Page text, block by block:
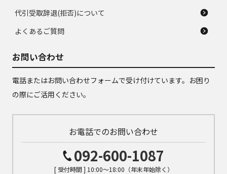
代引受取辞退(拒否)について
よくあるご質問
お問い合わせ
電話またはお問い合わせフォームで受け付けています。お困り
の際にご活用ください。
お電話でのお問い合わせ
092-600-1087
[ 受付時間 ] 10:00～18:00（年末年始除く）